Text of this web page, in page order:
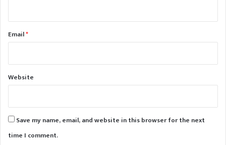
Email*
Website
Save my name, email, and website in this browser for the next
time I comment.